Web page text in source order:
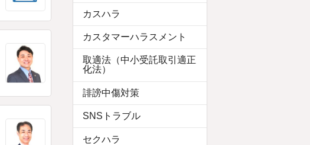
カスハラ
カスタマーハラスメント
取適法（中小受託取引適正
化法）
誹謗中傷対策
SNSトラブル
セクハラ